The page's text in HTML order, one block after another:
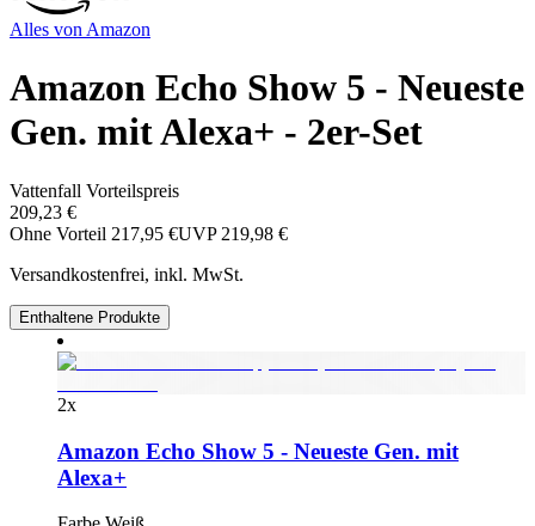
Alles von Amazon
Amazon Echo Show 5 - Neueste
Gen. mit Alexa+ - 2er-Set
Vattenfall Vorteilspreis
209,23 €
Ohne Vorteil 217,95 €UVP 219,98 €
Versandkostenfrei, inkl. MwSt.
Enthaltene Produkte
2x
Amazon Echo Show 5 - Neueste Gen. mit
Alexa+